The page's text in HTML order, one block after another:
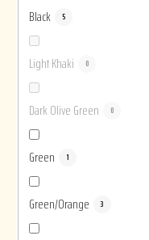
Black 5
Light Khaki 0
Dark Olive Green 0
Green 1
Green/Orange 3